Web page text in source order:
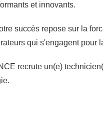
et innovants.
succès repose sur la
qui s'engagent pour
recrute un(e)